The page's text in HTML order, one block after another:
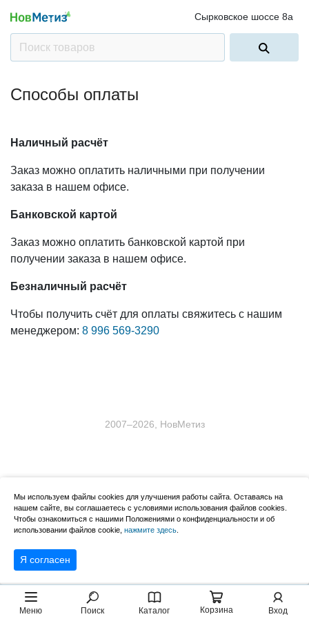
Меню Поиск Каталог Корзина Вход
Сырковское шоссе 8а
Способы оплаты
Наличный расчёт
Заказ можно оплатить наличными при получении
заказа в нашем офисе.
Банковской картой
Заказ можно оплатить банковской картой при
получении заказа в нашем офисе.
Безналичный расчёт
Чтобы получить счёт для оплаты свяжитесь с нашим
менеджером: 8 996 569-3290
2007–2026, НовМетиз
Мы используем файлы cookies для улучшения работы сайта. Оставаясь на
нашем сайте, вы соглашаетесь с условиями использования файлов cookies.
Чтобы ознакомиться с нашими Положениями о конфиденциальности и об
использовании файлов cookie, нажмите здесь
Я согласен